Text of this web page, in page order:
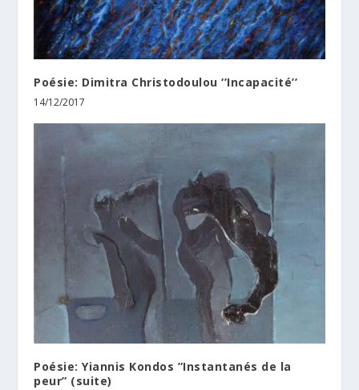
Poésie: Dimitra Christodoulou ‘’Incapacité’’
14/12/2017
Poésie: Yiannis Kondos ”Instantanés de la
peur” (suite)